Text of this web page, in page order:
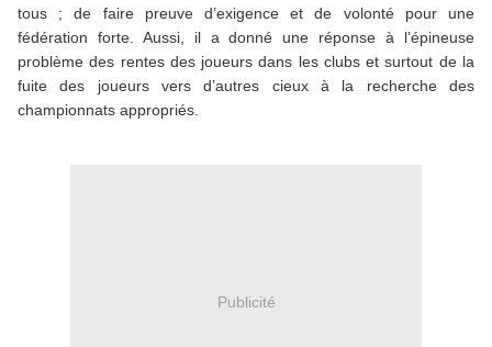
tous ; de faire preuve d’exigence et de volonté pour une
fédération forte. Aussi, il a donné une réponse à l’épineuse
problème des rentes des joueurs dans les clubs et surtout de la
fuite des joueurs vers d’autres cieux à la recherche des
championnats appropriés.
Publicité